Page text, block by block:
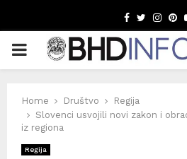
Facebook
Twitter
PRIMARY
Home Društvo
Regija
Slovenci usvojili novi zakon i
iz regiona
Regija